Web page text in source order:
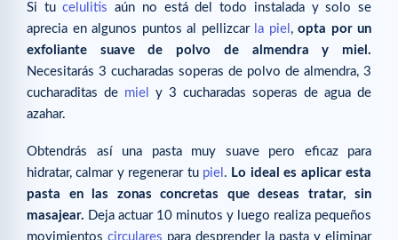
Si tucelulitis aún no está del todo instalada y solo se
aprecia en algunos puntos al pellizcar la piel , opta por un
exfoliante suave de polvo de almendra y miel.
Necesitarás 3 cucharadas soperas de polvo de almendra, 3
cucharaditas de miel
y 3 cucharadas soperas de agua de
azahar.
Obtendrás así una pasta muy suave pero eficaz para
hidratar, calmar y regenerar tu piel . Lo ideal es aplicar esta
pasta en las zonas concretas que deseas tratar, sin
masajear. Deja actuar 10 minutos y luego realiza pequeños
movimientos circulares para desprender la pasta y eliminar